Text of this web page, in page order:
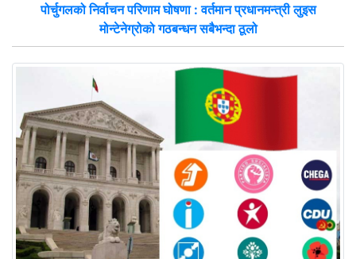
पोर्चुगलको निर्वाचन परिणाम घोषणा : वर्तमान प्रधानमन्त्री लुइस
मोन्टेनेग्रोको गठबन्धन सबैभन्दा ठूलो